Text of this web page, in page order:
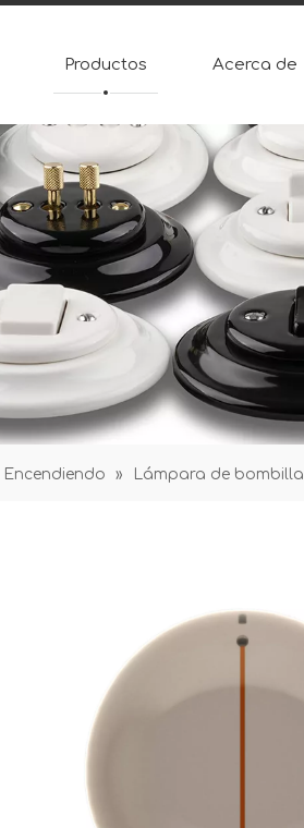
Productos Acerca de
Encendiendo » Lámpara de bombilla